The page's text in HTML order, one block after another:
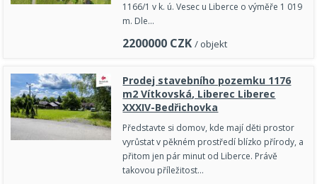
1166/1 v k. ú. Vesec u Liberce o výměře 1 019
m. Dle…
2200000 CZK / objekt
Prodej stavebního pozemku 1176
m2 Vítkovská, Liberec Liberec
XXXIV-Bedřichovka
Představte si domov, kde mají děti prostor
vyrůstat v pěkném prostředí blízko přírody, a
přitom jen pár minut od Liberce. Právě
takovou příležitost…